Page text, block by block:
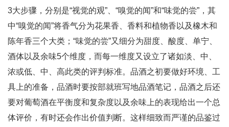
3大步骤，分别是“视觉的观”、“嗅觉的闻”和“味觉的尝”，其
中“嗅觉的闻”将香气分为花果香、香料和植物香以及橡木和
陈年香三个大类；“味觉的尝”又细分为甜度、酸度、单宁、
酒体以及余味5个维度，而每一维度又设立了诸如淡、中、
浓或低、中、高此类的评判标准。品酒之初要做好环境、工
具上的准备，品酒时要按部就班写地品酒笔记，品酒之后还
要对葡萄酒在平衡度和复杂度以及余味上的表现给出一个总
体评价，有时还会作出价值判断。这样细致而严谨的品鉴过